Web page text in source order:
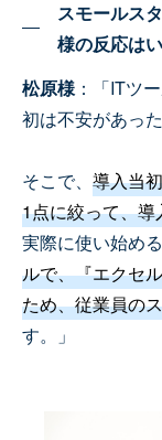
スモールス
様の反応は
松原様：「ITツ
初は不安があった
そこで、 導入当
1点に絞って、
実際に使い始める
ルで、『エクセ
ため、従業員の
す。」